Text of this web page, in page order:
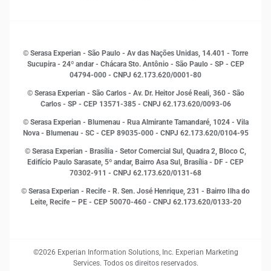
Inovação e Tecnologia
Leis e impostos
Marketing
Open Finance
Proteção de Dados
Sustentabilidade Corporativa
© Serasa Experian - São Paulo - Av das Nações Unidas, 14.401 - Torre
Sucupira - 24º andar - Chácara Sto. Antônio - São Paulo - SP - CEP
04794-000 - CNPJ 62.173.620/0001-80
© Serasa Experian - São Carlos - Av. Dr. Heitor José Reali, 360 - São
Carlos - SP - CEP 13571-385 - CNPJ 62.173.620/0093-06
© Serasa Experian - Blumenau - Rua Almirante Tamandaré, 1024 - Vila
Nova - Blumenau - SC - CEP 89035-000 - CNPJ 62.173.620/0104-95
© Serasa Experian - Brasília - Setor Comercial Sul, Quadra 2, Bloco C,
Edifício Paulo Sarasate, 5º andar, Bairro Asa Sul, Brasília - DF - CEP
70302-911 - CNPJ 62.173.620/0131-68
© Serasa Experian - Recife - R. Sen. José Henrique, 231 - Bairro Ilha do
Leite, Recife – PE - CEP 50070-460 - CNPJ 62.173.620/0133-20
©2026 Experian Information Solutions, Inc. Experian Marketing
Services. Todos os direitos reservados.